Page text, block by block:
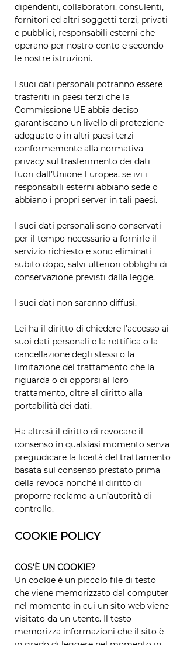
dipendenti, collaboratori, consulenti,
fornitori ed altri soggetti terzi, privati
e pubblici, responsabili esterni che
operano per nostro conto e secondo
le nostre istruzioni.
I suoi dati personali potranno essere
trasferiti in paesi terzi che la
Commissione UE abbia deciso
garantiscano un livello di protezione
adeguato o in altri paesi terzi
conformemente alla normativa
privacy sul trasferimento dei dati
fuori dall’Unione Europea, se ivi i
responsabili esterni abbiano sede o
abbiano i propri server in tali paesi.
I suoi dati personali sono conservati
per il tempo necessario a fornirle il
servizio richiesto e sono eliminati
subito dopo, salvi ulteriori obblighi di
conservazione previsti dalla legge.
I suoi dati non saranno diffusi.
Lei ha il diritto di chiedere l’accesso ai
suoi dati personali e la rettifica o la
cancellazione degli stessi o la
limitazione del trattamento che la
riguarda o di opporsi al loro
trattamento, oltre al diritto alla
portabilità dei dati.
Ha altresì il diritto di revocare il
consenso in qualsiasi momento senza
pregiudicare la liceità del trattamento
basata sul consenso prestato prima
della revoca nonché il diritto di
proporre reclamo a un’autorità di
controllo.
COOKIE POLICY
COS'È UN COOKIE?
Un cookie è un piccolo file di testo
che viene memorizzato dal computer
nel momento in cui un sito web viene
visitato da un utente. Il testo
memorizza informazioni che il sito è